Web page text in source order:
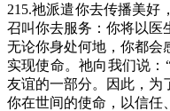
215.祂派遣你去传播美好
召叫你去服务：你将以医
无论你身处何地，你都会
实现使命。祂向我们说：
友谊的一部分。因此，为
你在世间的使命，以信任